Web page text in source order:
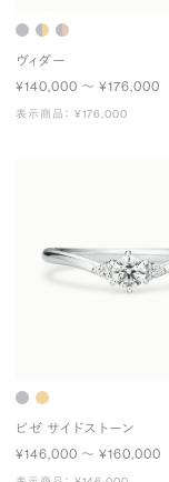
ヴィダー
¥140,000 〜 ¥176,000
表示商品： ¥176,000
ビゼ サイドストーン
¥146,000 〜 ¥160,000